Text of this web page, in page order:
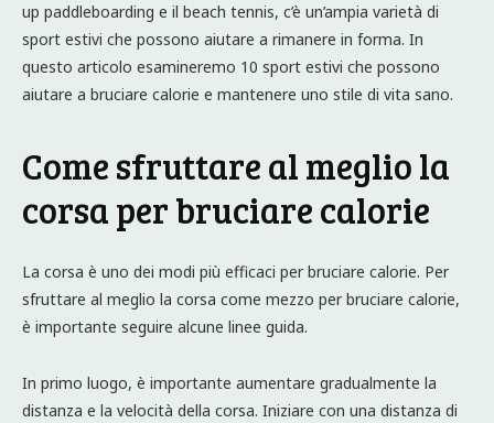
up paddleboarding e il beach tennis, c’è un’ampia varietà di
sport estivi che possono aiutare a rimanere in forma. In
questo articolo esamineremo 10 sport estivi che possono
aiutare a bruciare calorie e mantenere uno stile di vita sano.
Come sfruttare al meglio la
corsa per bruciare calorie
La corsa è uno dei modi più efficaci per bruciare calorie. Per
sfruttare al meglio la corsa come mezzo per bruciare calorie,
è importante seguire alcune linee guida.
In primo luogo, è importante aumentare gradualmente la
distanza e la velocità della corsa. Iniziare con una distanza di